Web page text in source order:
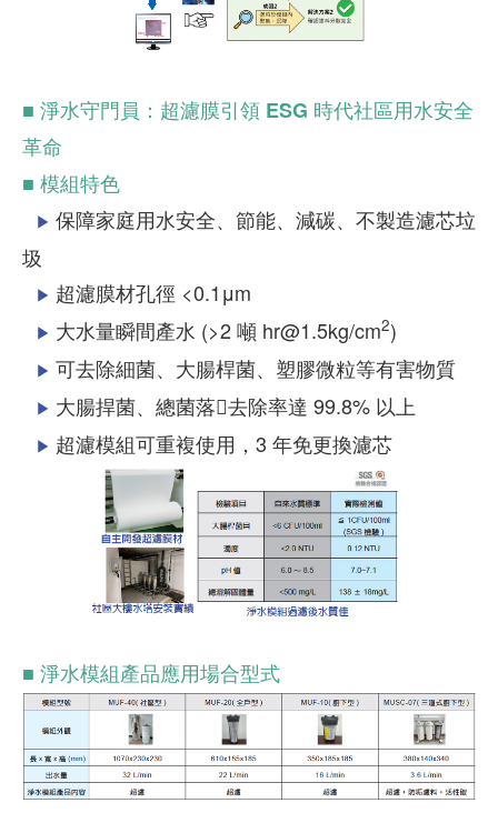
■ 淨水守門員：超濾膜引領 ESG 時代社區用水安全
革命
■ 模組特色
▶ 保障家庭用水安全、節能、減碳、不製造濾芯垃
圾
▶ 超濾膜材孔徑 <0.1μm
▶ 大水量瞬間產水 (>2 噸 hr@1.5kg/cm2)
▶ 可去除細菌、大腸桿菌、塑膠微粒等有害物質
▶ 大腸捍菌、總菌落􀀂去除率達 99.8% 以上
▶ 超濾模組可重複使用，3 年免更換濾芯
■ 淨水模組產品應用場合型式